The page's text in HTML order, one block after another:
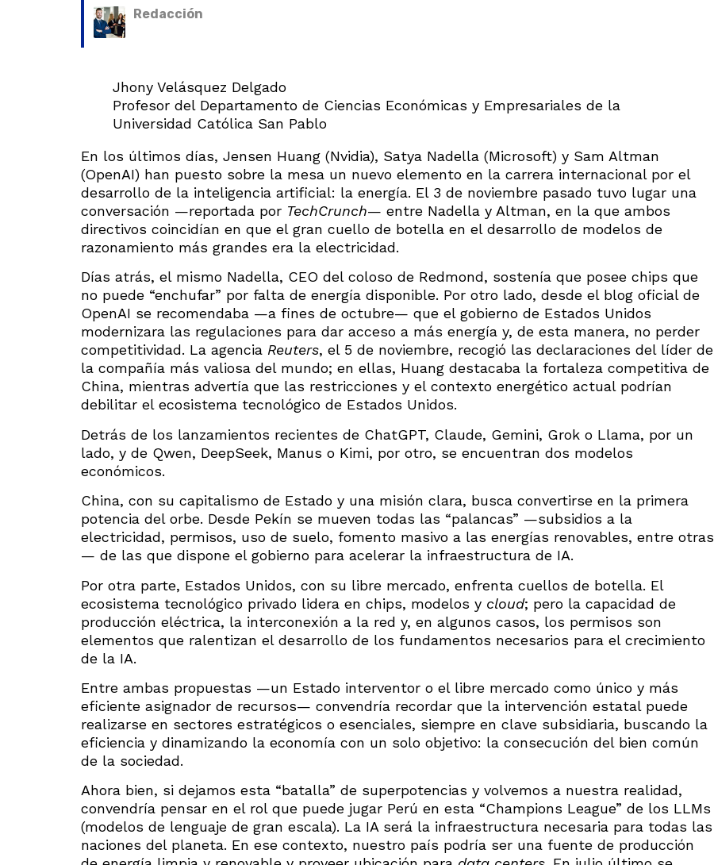
Redacción
Jhony Velásquez Delgado
Profesor del Departamento de Ciencias Económicas y Empresariales de la
Universidad Católica San Pablo
En los últimos días, Jensen Huang (Nvidia), Satya Nadella (Microsoft) y Sam Altman
(OpenAI) han puesto sobre la mesa un nuevo elemento en la carrera internacional por el
desarrollo de la inteligencia artificial: la energía. El 3 de noviembre pasado tuvo lugar una
conversación —reportada por TechCrunch— entre Nadella y Altman, en la que ambos
directivos coincidían en que el gran cuello de botella en el desarrollo de modelos de
razonamiento más grandes era la electricidad.
Días atrás, el mismo Nadella, CEO del coloso de Redmond, sostenía que posee chips que
no puede “enchufar” por falta de energía disponible. Por otro lado, desde el blog oficial de
OpenAI se recomendaba —a fines de octubre— que el gobierno de Estados Unidos
modernizara las regulaciones para dar acceso a más energía y, de esta manera, no perder
competitividad. La agencia Reuters, el 5 de noviembre, recogió las declaraciones del líder de
la compañía más valiosa del mundo; en ellas, Huang destacaba la fortaleza competitiva de
China, mientras advertía que las restricciones y el contexto energético actual podrían
debilitar el ecosistema tecnológico de Estados Unidos.
Detrás de los lanzamientos recientes de ChatGPT, Claude, Gemini, Grok o Llama, por un
lado, y de Qwen, DeepSeek, Manus o Kimi, por otro, se encuentran dos modelos
económicos.
China, con su capitalismo de Estado y una misión clara, busca convertirse en la primera
potencia del orbe. Desde Pekín se mueven todas las “palancas” —subsidios a la
electricidad, permisos, uso de suelo, fomento masivo a las energías renovables, entre otras
— de las que dispone el gobierno para acelerar la infraestructura de IA.
Por otra parte, Estados Unidos, con su libre mercado, enfrenta cuellos de botella. El
ecosistema tecnológico privado lidera en chips, modelos y cloud; pero la capacidad de
producción eléctrica, la interconexión a la red y, en algunos casos, los permisos son
elementos que ralentizan el desarrollo de los fundamentos necesarios para el crecimiento
de la IA.
Entre ambas propuestas —un Estado interventor o el libre mercado como único y más
eficiente asignador de recursos— convendría recordar que la intervención estatal puede
realizarse en sectores estratégicos o esenciales, siempre en clave subsidiaria, buscando la
eficiencia y dinamizando la economía con un solo objetivo: la consecución del bien común
de la sociedad.
Ahora bien, si dejamos esta “batalla” de superpotencias y volvemos a nuestra realidad,
convendría pensar en el rol que puede jugar Perú en esta “Champions League” de los LLMs
(modelos de lenguaje de gran escala). La IA será la infraestructura necesaria para todas las
naciones del planeta. En ese contexto, nuestro país podría ser una fuente de producción